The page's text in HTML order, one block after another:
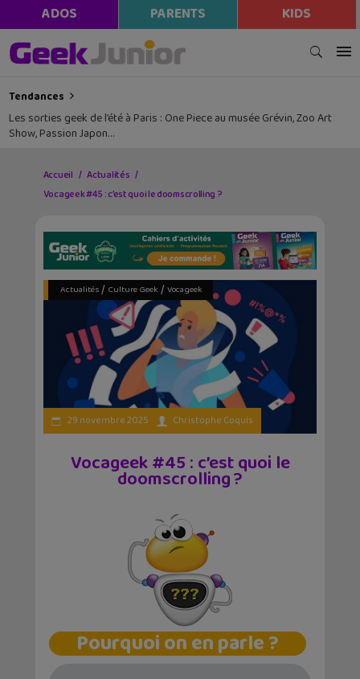
ADOS PARENTS KIDS
Tendances
Les sorties geek de l’été à Paris : One Piece au musée Grévin, Zoo Art
Show, Passion Japon…
Accueil
Actualités
Vocageek #45 : c’est quoi le doomscrolling ?
Actualités/ Culture Geek / Vocageek
29 novembre 2025 Christophe Coquis
Vocageek #45 : c’est quoi le
doomscrolling ?
Pourquoi on en parle ?